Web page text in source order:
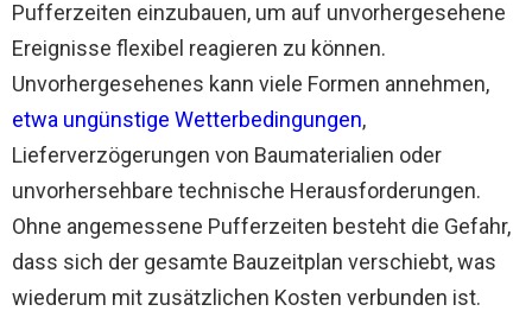
Pufferzeiten einzubauen, um auf unvorhergesehene
Ereignisse flexibel reagieren zu können.
Unvorhergesehenes kann viele Formen annehmen,
etwa ungünstige Wetterbedingungen,
Lieferverzögerungen von Baumaterialien oder
unvorhersehbare technische Herausforderungen.
Ohne angemessene Pufferzeiten besteht die Gefahr,
dass sich der gesamte Bauzeitplan verschiebt, was
wiederum mit zusätzlichen Kosten verbunden ist.